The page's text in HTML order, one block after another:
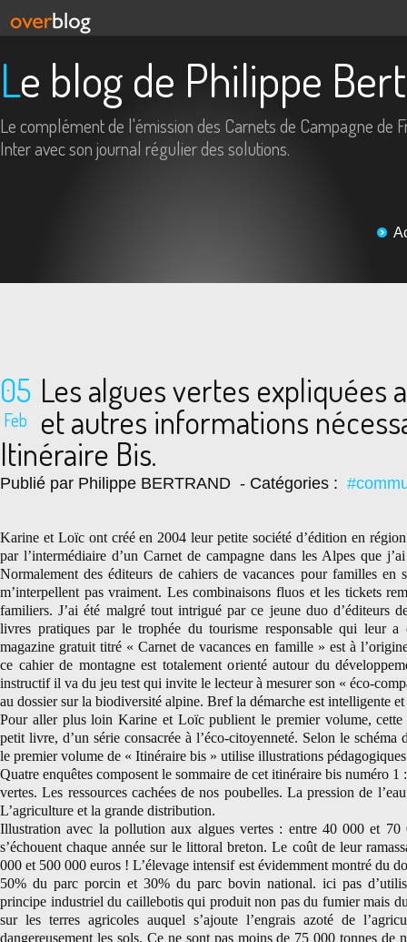
Le blog de Philippe
Le complément de l'émission des Carnets de Campagne de
Inter avec son journal régulier des solutions.
05
Feb
Les algues vertes expliquées
et autres informations
Itinéraire Bis.
Publié par Philippe BERTRAND - Catégories :
Karine et Loïc ont créé en 2004 leur petite société d’édition en
par l’intermédiaire d’un Carnet de campagne dans les Alpes que
Normalement des éditeurs de cahiers de vacances pour familles en
m’interpellent pas vraiment. Les combinaisons fluos et les tickets
familiers. J’ai été malgré tout intrigué par ce jeune duo d’éditeurs
livres pratiques par le trophée du tourisme responsable qui leur
magazine gratuit titré « Carnet de vacances en famille » est à
ce cahier de montagne est totalement orienté autour du
instructif il va du jeu test qui invite le lecteur à mesurer son « éco-
au dossier sur la biodiversité alpine. Bref la démarche est intelligente
Pour aller plus loin Karine et Loïc publient le premier volume, cette
petit livre, d’un série consacrée à l’éco-citoyenneté. Selon le schéma
le premier volume de « Itinéraire bis » utilise illustrations
Quatre enquêtes composent le sommaire de cet itinéraire bis numéro
vertes. Les ressources cachées de nos poubelles. La pression de
L’agriculture et la grande distribution.
Illustration avec la pollution aux algues vertes : entre 40 000 et 70
s’échouent chaque année sur le littoral breton. Le coût de leur
000 et 500 000 euros ! L’élevage intensif est évidemment montré du
50% du parc porcin et 30% du parc bovin national. ici pas
principe industriel du caillebotis qui produit non pas du fumier mais
sur les terres agricoles auquel s’ajoute l’engrais azoté de
dangereusement les sols. Ce ne sont pas moins de 75 000 tonnes de